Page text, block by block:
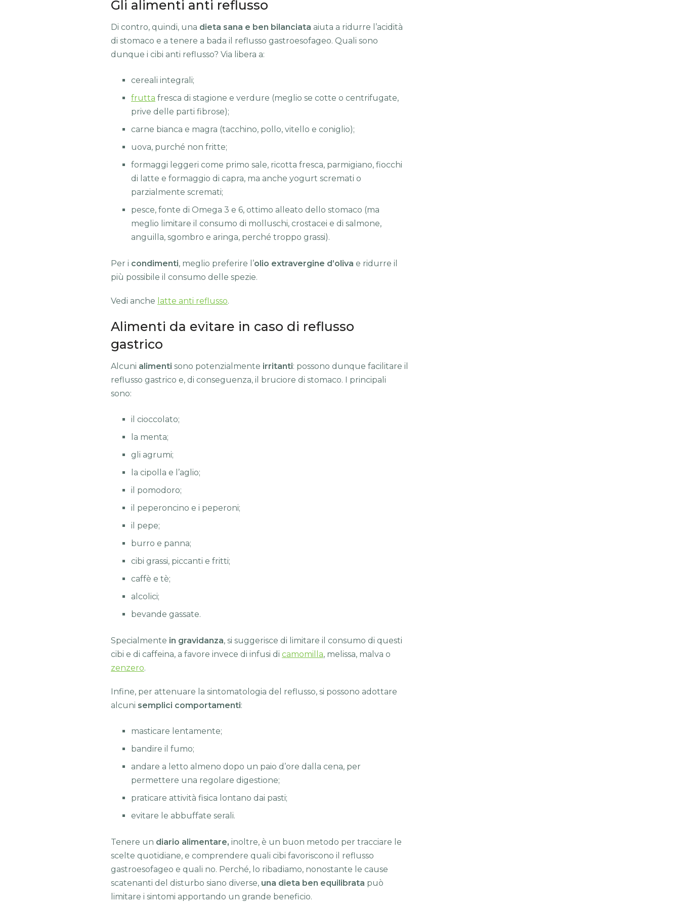
Gli alimenti anti reflusso
Di contro, quindi, una dieta sana e ben bilanciata aiuta a ridurre l’acidità
di stomaco e a tenere a bada il reflusso gastroesofageo. Quali sono
dunque i cibi anti reflusso? Via libera a:
cereali integrali;
frutta fresca di stagione e verdure (meglio se cotte o centrifugate,
prive delle parti fibrose);
carne bianca e magra (tacchino, pollo, vitello e coniglio);
uova, purché non fritte;
formaggi leggeri come primo sale, ricotta fresca, parmigiano, fiocchi
di latte e formaggio di capra, ma anche yogurt scremati o
parzialmente scremati;
pesce, fonte di Omega 3 e 6, ottimo alleato dello stomaco (ma
meglio limitare il consumo di molluschi, crostacei e di salmone,
anguilla, sgombro e aringa, perché troppo grassi).
Per i condimenti, meglio preferire l’olio extravergine d’oliva e ridurre il
più possibile il consumo delle spezie.
Vedi anche latte anti reflusso.
Alimenti da evitare in caso di reflusso
gastrico
Alcuni alimenti sono potenzialmente irritanti: possono dunque facilitare il
reflusso gastrico e, di conseguenza, il bruciore di stomaco. I principali
sono:
il cioccolato;
la menta;
gli agrumi;
la cipolla e l’aglio;
il pomodoro;
il peperoncino e i peperoni;
il pepe;
burro e panna;
cibi grassi, piccanti e fritti;
caffè e tè;
alcolici;
bevande gassate.
Specialmente in gravidanza, si suggerisce di limitare il consumo di questi
cibi e di caffeina, a favore invece di infusi di camomilla, melissa, malva o
zenzero.
Infine, per attenuare la sintomatologia del reflusso, si possono adottare
alcuni semplici comportamenti:
masticare lentamente;
bandire il fumo;
andare a letto almeno dopo un paio d’ore dalla cena, per
permettere una regolare digestione;
praticare attività fisica lontano dai pasti;
evitare le abbuffate serali.
Tenere un diario alimentare, inoltre, è un buon metodo per tracciare le
scelte quotidiane, e comprendere quali cibi favoriscono il reflusso
gastroesofageo e quali no. Perché, lo ribadiamo, nonostante le cause
scatenanti del disturbo siano diverse, una dieta ben equilibrata può
limitare i sintomi apportando un grande beneficio.